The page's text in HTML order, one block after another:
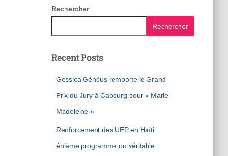
Rechercher
Rechercher
Recent Posts
Gessica Généus remporte le Grand
Prix du Jury à Cabourg pour « Marie
Madeleine »
Renforcement des UEP en Haïti :
énième programme ou véritable